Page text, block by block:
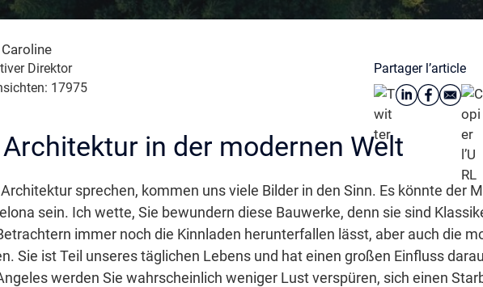
Direktor
17975
Partager l’article
in der modernen Welt
sprechen, kommen uns viele Bilder in den Sinn. Es könnte der
sein. Ich wette, Sie bewundern diese Bauwerke, denn sie sind
immer noch die Kinnladen herunterfallen lässt, aber auch die
Sie ist Teil unseres täglichen Lebens und hat einen großen Einfluss
werden Sie wahrscheinlich weniger Lust verspüren, sich einen